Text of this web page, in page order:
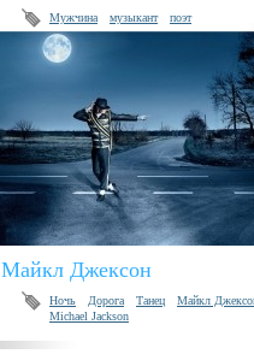
Мужчина музыкант поэт
Майкл Джексон
Ночь Дорога Танец
Майкл
Michael Jackson